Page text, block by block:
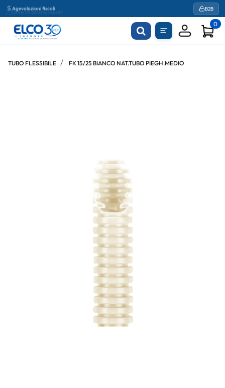
Agevolazioni fiscali B2B
0
TUBO FLESSIBILE FK 15/25 BIANCO NAT.TUBO PIEGH.MEDIO